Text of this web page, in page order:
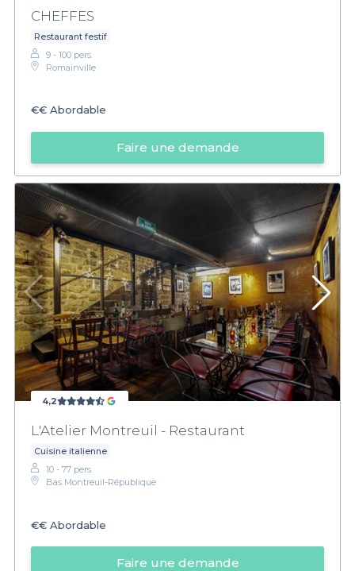
CHEFFES
Restaurant festif
9 - 100 pers.
Romainville
€€ Abordable
Faire une demande
4,2
L'Atelier Montreuil - Restaurant
Cuisine italienne
10 - 77 pers.
Bas Montreuil-République
€€ Abordable
Faire une demande